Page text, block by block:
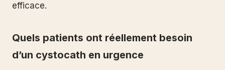
efficace.
Quels patients ont réellement besoin
d’un cystocath en urgence